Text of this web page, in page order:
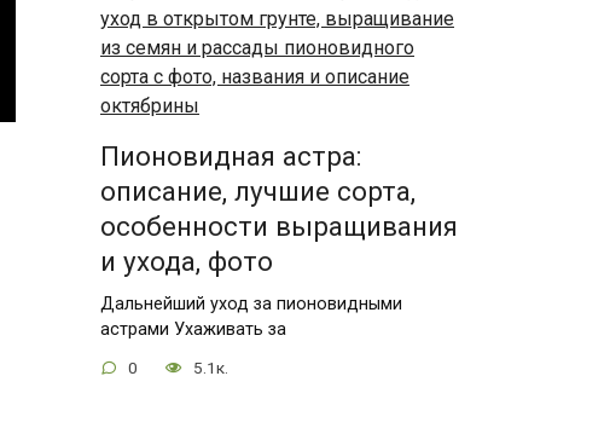
Пионовидная астра:
описание, лучшие сорта,
особенности выращивания
и ухода, фото
Дальнейший уход за пионовидными
астрами Ухаживать за
0 5.1к.